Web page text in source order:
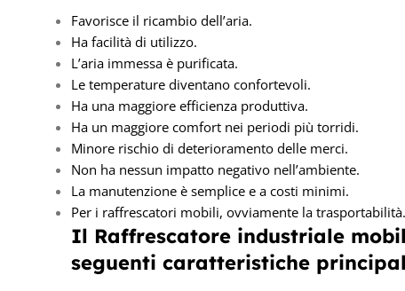
Favorisce il ricambio dell’aria.
Ha facilità di utilizzo.
L’aria immessa è purificata.
Le temperature diventano confortevoli.
Ha una maggiore efficienza produttiva.
Ha un maggiore comfort nei periodi più torridi.
Minore rischio di deterioramento delle merci.
Non ha nessun impatto negativo nell’ambiente.
La manutenzione è semplice e a costi minimi.
Per i raffrescatori mobili, ovviamente la trasportabilità.
Il Raffrescatore industriale
seguenti caratteristiche